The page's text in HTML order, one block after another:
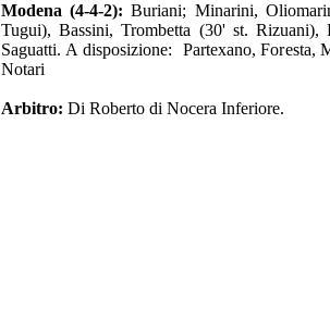
Modena (4-4-2): Buriani; Minarini,
Tugui), Bassini, Trombetta (30' st.
Saguatti. A disposizione: Partexano,
Notari
Arbitro: Di Roberto di Nocera Inferiore.